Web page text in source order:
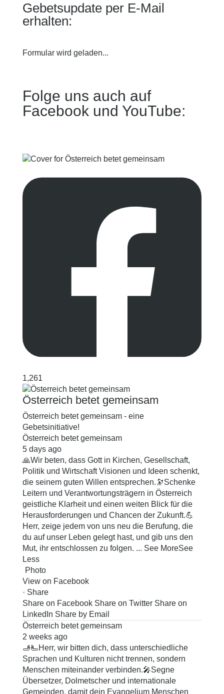
Gebetsupdate per E-Mail
erhalten:
Formular wird geladen...
Folge uns auch auf
Facebook und YouTube:
1,261
Österreich betet gemeinsam
Österreich betet gemeinsam - eine
Gebetsinitiative!
Österreich betet gemeinsam
5 days ago
🙏Wir beten, dass Gott in Kirchen, Gesellschaft,
Politik und Wirtschaft Visionen und Ideen schenkt,
die seinem guten Willen entsprechen. 🔭Schenke
Leitern und Verantwortungsträgern in Österreich
geistliche Klarheit und einen weiten Blick für die
Herausforderungen und Chancen der Zukunft.💪
Herr, zeige jedem von uns neu die Berufung, die
du auf unser Leben gelegt hast, und gib uns den
Mut, ihr entschlossen zu folgen. ... See MoreSee
Less
Photo
View on Facebook
· Share
Share on Facebook Share on Twitter Share on
LinkedIn Share by Email
Österreich betet gemeinsam
2 weeks ago
🫸🫷Herr, wir bitten dich, dass unterschiedliche
Sprachen und Kulturen nicht trennen, sondern
Menschen miteinander verbinden.🎤Segne
Übersetzer, Dolmetscher und internationale
Gemeinden, damit dein Evangelium Menschen